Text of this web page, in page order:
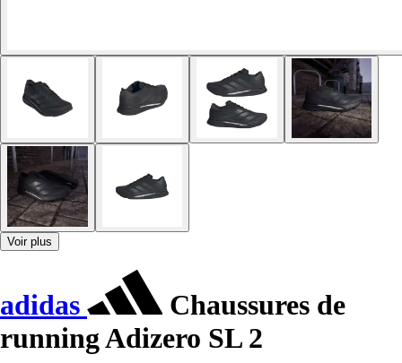
Voir plus
adidas
Chaussures de
running Adizero SL 2